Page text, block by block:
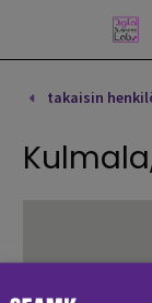
takaisin